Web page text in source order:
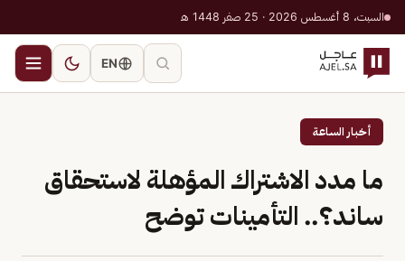
السبت، 8 أغسطس 2026 · 25 صفر 1448 هـ
EN
أخبار الساعة
ما مدد الاشتراك المؤهلة لاستحقاق
ساند؟.. التأمينات توضح